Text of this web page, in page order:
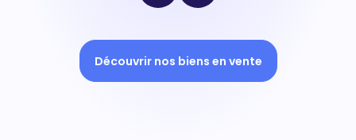
Découvrir nos biens en vente